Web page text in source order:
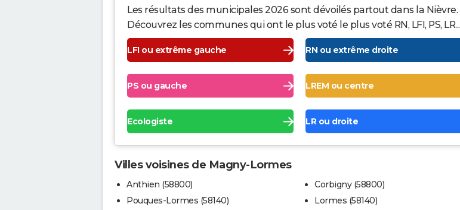
Les résultats des municipales 2026 sont dévoilés partout dans la Nièvre.
Découvrez les communes qui ont le plus voté le plus voté RN, LFI, PS, LR...
LFI ou extrême gauche RN ou extrême droite
PS ou gauche LREM ou centre
Ecologiste LR ou droite
Villes voisines de Magny-Lormes
Anthien (58800)
Pouques-Lormes (58140)
Corbigny (58800)
Lormes (58140)